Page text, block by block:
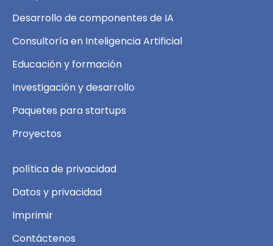
Desarrollo de componentes de IA
Consultoría en Inteligencia Artificial
Educación y formación
Investigación y desarrollo
Paquetes para startups
Proyectos
política de privacidad
Datos y privacidad
Imprimir
Contáctenos